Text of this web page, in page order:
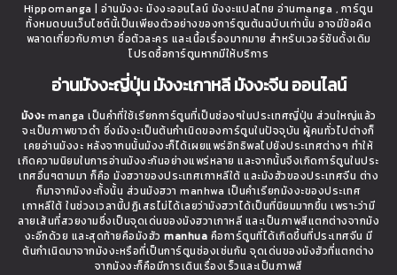
Hippomanga | อ่านมังงะ มังงะออนไลน์ มังงะแปลไทย อ่านmanga , การ์ตูน
ทั้งหมดบนเว็บไซต์นี้เป็นเพียงตัวอย่างของการ์ตูนต้นฉบับเท่านั้น อาจมีข้อผิด
พลาดเกี่ยวกับภาษา ชื่อตัวละคร และเนื้อเรื่องมากมาย สำหรับเวอร์ชันดั้งเดิม
โปรดซื้อการ์ตูนหากมีให้บริการ
อ่านมังงะญี่ปุ่น มังงะเกาหลี มังงะจีน ออนไลน์
มังงะmanga เป็นคำที่ใช้เรียกการ์ตูนที่เป็นช่องๆในประเทศญี่ปุ่น ส่วนใหญ่แล้ว
จะเป็นภาพขาวดำ ซึ่งมังงะเป็นต้นกำเนิดของการ์ตูนในปัจจุบัน ผู้คนทั่วไปต่างก็
เคยอ่านมังงะ หลังจากนนั้นมังงะก็ได้เผยแพร่อิทธิพลไปยังประเทศต่างๆ ทำให้
เกิดความนิยมในการอ่านมังงะกันอย่างแพร่หลาย และจากนั้นจึงเกิดการ์ตูนในประ
เทศอื่นๆตามมา ก็คือ มังฮวาของประเทศเกาหลีใต้ และมังฮัวของประเทศจีน ต่าง
ก็มาจากมังงะทั้งนั้น ส่วนมังฮวา manhwa เป็นคำเรียกมังงะของประเทศ
เกาหลีใต้ ในช่วงเวลานี้ปฏิเสธไม่ได้เลยว่ามังฮวาได้เป็นที่นิยมมากขึ้น เพราะว่ามี
ลายเส้นที่สวยงามซึ่งเป็นจุดเด่นของมังฮวาเกาหลี และเป็นภาพสีแตกต่างจากมัง
งะอีกด้วย และสุดท้ายคือมังฮัว manhua คือการ์ตูนที่ได้เกิดขึ้นที่ประเทศจีน มี
ต้นกำเนิดมาจากมังงะหรือที่เป็นการ์ตูนช่องเช่นกัน จุดเด่นของมังฮัวที่แตกต่าง
จากมังงะก็คือมีการเดินเรื่องเร็วและเป็นภาพสี